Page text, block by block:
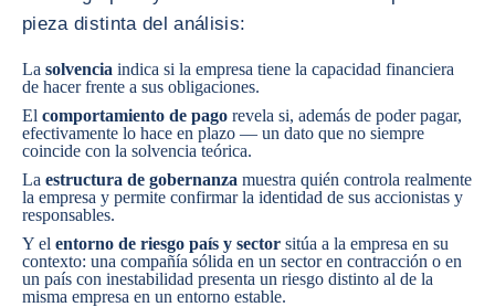
pieza distinta del análisis:
La solvencia indica si la empresa tiene la capacidad financiera
de hacer frente a sus obligaciones.
El comportamiento de pago revela si, además de poder pagar,
efectivamente lo hace en plazo — un dato que no siempre
coincide con la solvencia teórica.
La estructura de gobernanza muestra quién controla realmente
la empresa y permite confirmar la identidad de sus accionistas y
responsables.
Y el entorno de riesgo país y sector sitúa a la empresa en su
contexto: una compañía sólida en un sector en contracción o en
un país con inestabilidad presenta un riesgo distinto al de la
misma empresa en un entorno estable.